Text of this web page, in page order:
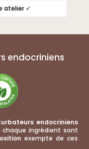
atelier ✓
endocriniens
endocriniens
ingrédient sont
exempte de ces